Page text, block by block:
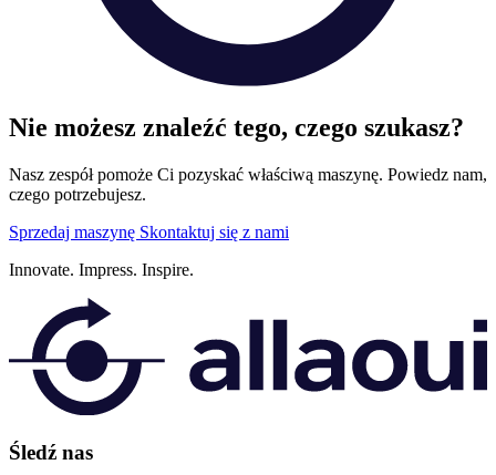
Nie możesz znaleźć tego, czego szukasz?
Nasz zespół pomoże Ci pozyskać właściwą maszynę. Powiedz nam,
czego potrzebujesz.
Sprzedaj maszynę Skontaktuj się z nami
Innovate. Impress. Inspire.
Śledź nas